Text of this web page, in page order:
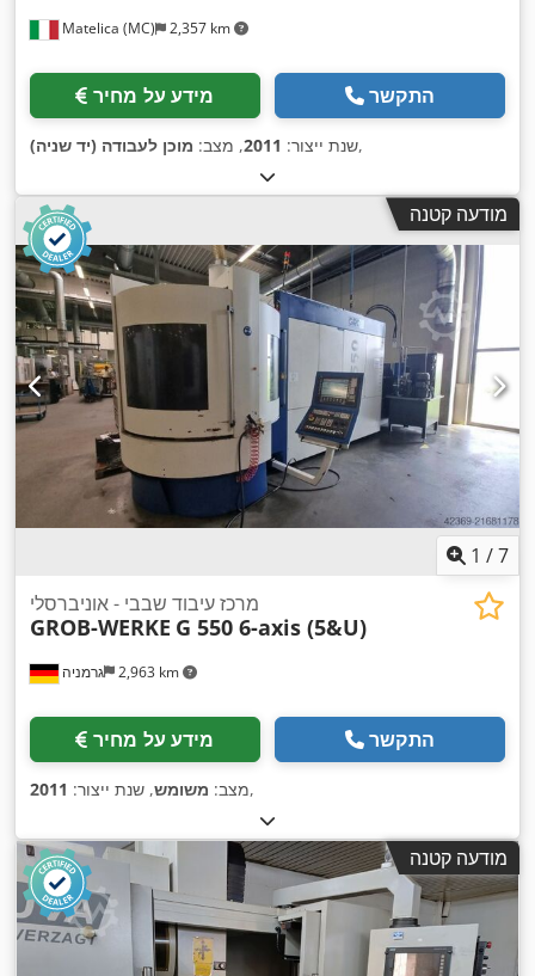
Matelica (MC) 2,357 km
מידע על מחיר התקשר
שנת ייצור: 2011, מצב: מוכן לעבודה (יד שניה) ,
מודעה קטנה
1 /7
גרמניה 2,963 km
מרכז עיבוד שבבי - אוניברסלי
GROB-WERKE G 550 6-axis (5&U)
מידע על מחיר התקשר
מצב: משומש, שנת ייצור: 2011 ,
מודעה קטנה